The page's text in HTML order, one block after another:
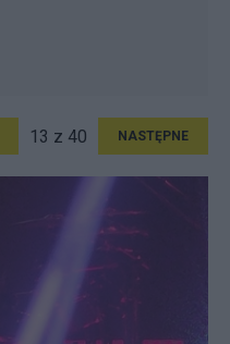
13 z 40 NASTĘPNE